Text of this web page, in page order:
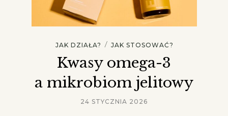
JAK DZIAŁA? / JAK STOSOWAĆ?
Kwasy omega-3
a mikrobiom jelitowy
24 STYCZNIA 2026